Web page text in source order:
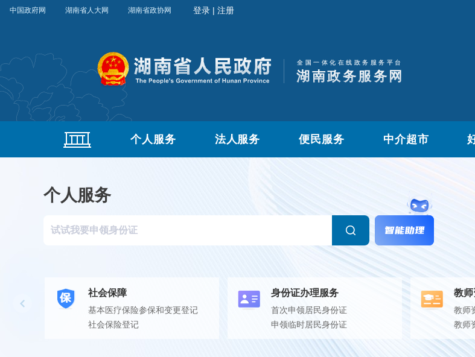
中国政府网 湖南省人大网 湖南省政协网
个人服务 法人服务 便民服务 中介超市
个人服务
社会保障
基本医疗保险参保和变更登记
社会保险登记
身份证办理服务
首次申领居民身份证
申领临时居民身份证
教
教师
教师